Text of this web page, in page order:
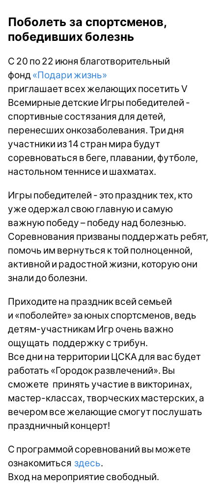
Поболеть за спортсменов,
победивших болезнь
С 20 по 22 июня благотворительный
фонд«Подари жизнь»
приглашает всех желающих посетить V
Всемирные детские Игры победителей -
спортивные состязания для детей,
перенесших онкозаболевания. Три дня
участники из 14 стран мира будут
соревноваться в беге, плавании, футболе,
настольном теннисе и шахматах.
Игры победителей - это праздник тех, кто
уже одержал свою главную и самую
важную победу – победу над болезнью.
Соревнования призваны поддержать ребят,
помочь им вернуться к той полноценной,
активной и радостной жизни, которую они
знали до болезни.
Приходите на праздник всей семьей
и «поболейте» за юных спортсменов, ведь
детям-участникам Игр очень важно
ощущать поддержку с трибун.
Все дни на территории ЦСКА для вас будет
работать «Городок развлечений». Вы
сможете принять участие в викторинах,
мастер-классах, творческих мастерских, а
вечером все желающие смогут послушать
праздничный концерт!
С программой соревнований вы можете
ознакомиться здесь.
Вход на мероприятие свободный.